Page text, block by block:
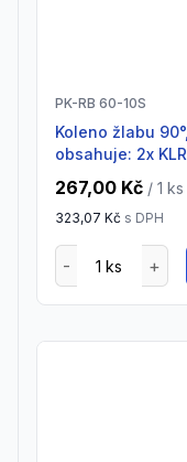
PK-RB 60-10S
koleno žlabu 90°, h= 60 mm, w= 100 mm,
obsahuje: 2x KLR
267,00 Kč / 1 ks
323,07 Kč s DPH